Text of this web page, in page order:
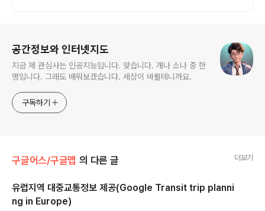
공간정보와 인터넷지도
지금 제 관심사는 인공지능입니다. 맞습니다. 개나 소나 중 한
명입니다. 그래도 배워보겠습니다. 세상이 바뀔테니까요.
구독하기
구글어스/구글맵 의 다른 글 더보기
유럽지역 대중교통정보 제공(Google Transit trip planni
ng in Europe)